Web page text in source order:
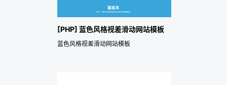
[PHP] 蓝色风格视差滑动网站模板
蓝色风格视差滑动网站模板